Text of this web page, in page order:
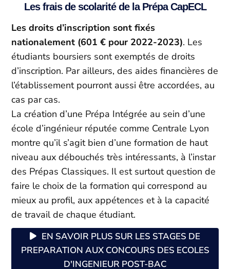
Les frais de scolarité de la Prépa CapECL
Les droits d’inscription sont fixés
nationalement (601 € pour 2022-2023). Les
étudiants boursiers sont exemptés de droits
d’inscription. Par ailleurs, des aides financières de
l’établissement pourront aussi être accordées, au
cas par cas.
La création d’une Prépa Intégrée au sein d’une
école d’ingénieur réputée comme Centrale Lyon
montre qu’il s’agit bien d’une formation de haut
niveau aux débouchés très intéressants, à l’instar
des Prépas Classiques. Il est surtout question de
faire le choix de la formation qui correspond au
mieux au profil, aux appétences et à la capacité
de travail de chaque étudiant.
EN SAVOIR PLUS SUR LES STAGES DE
PREPARATION AUX CONCOURS DES ECOLES
D'INGENIEUR POST-BAC